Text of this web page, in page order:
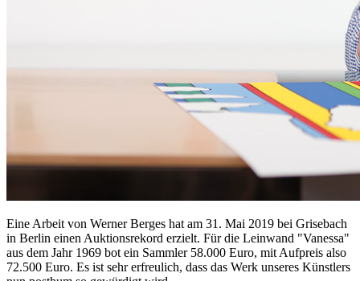
Eine Arbeit von Werner Berges hat am 31. Mai 2019 bei Grisebach
in Berlin einen Auktionsrekord erzielt. Für die Leinwand "Vanessa"
aus dem Jahr 1969 bot ein Sammler 58.000 Euro, mit Aufpreis also
72.500 Euro. Es ist sehr erfreulich, dass das Werk unseres Künstlers